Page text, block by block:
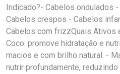
Indicado?- Cabelos ondulados
Cabelos crespos - Cabelos
Cabelos com frizzQuais Ativos
Coco: promove hidratação e
macios e com brilho natural. -
nutrir profundamente,